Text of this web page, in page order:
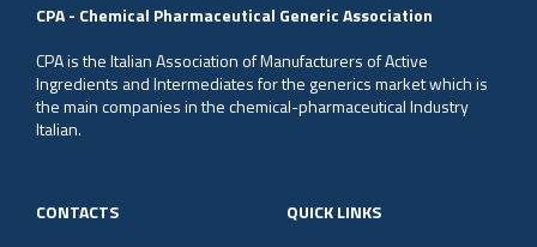
CPA - Chemical Pharmaceutical Generic Association
CPA is the Italian Association of Manufacturers of Active
Ingredients and Intermediates for the generics market which is
the main companies in the chemical-pharmaceutical Industry
Italian.
CONTACTS
QUICK LINKS